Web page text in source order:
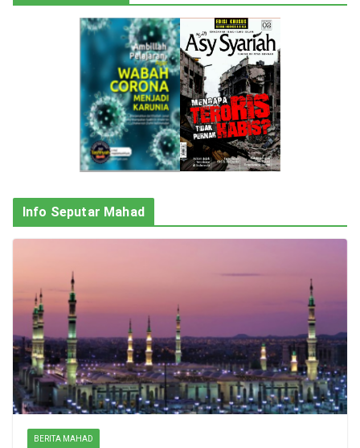
Info Seputar Mahad
BERITA MAHAD